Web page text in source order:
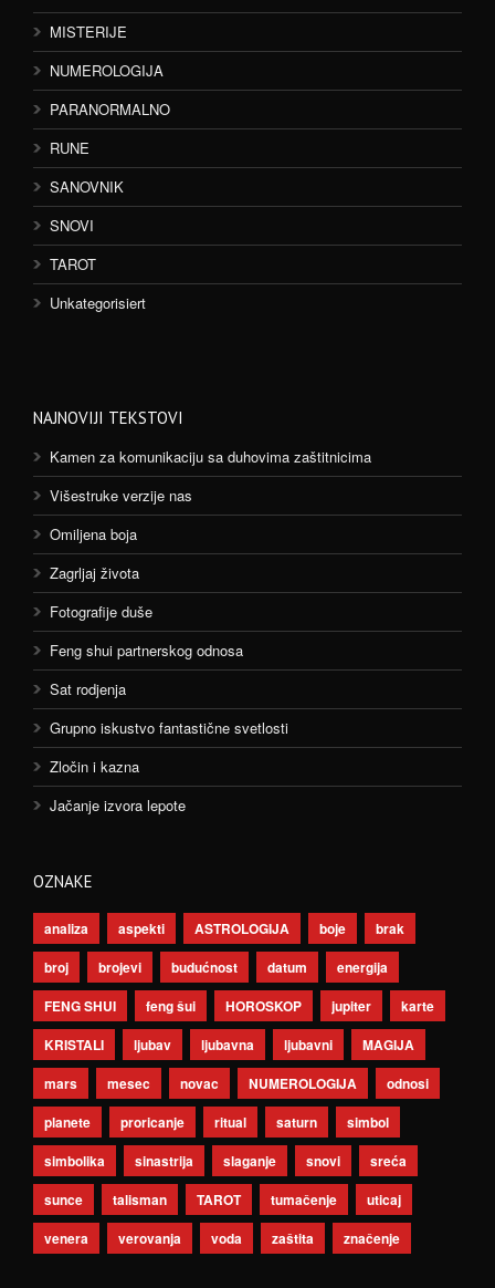
MISTERIJE
NUMEROLOGIJA
PARANORMALNO
RUNE
SANOVNIK
SNOVI
TAROT
Unkategorisiert
NAJNOVIJI TEKSTOVI
Kamen za komunikaciju sa duhovima zaštitnicima
Višestruke verzije nas
Omiljena boja
Zagrljaj života
Fotografije duše
Feng shui partnerskog odnosa
Sat rodjenja
Grupno iskustvo fantastične svetlosti
Zločin i kazna
Jačanje izvora lepote
OZNAKE
analiza aspekti ASTROLOGIJA boje
brak
broj
brojevi budućnost datum
energija
FENG SHUI
feng šui HOROSKOP jupiter
karte
KRISTALI
ljubav ljubavna ljubavni
MAGIJA
mars
mesec novac NUMEROLOGIJA
odnosi
planete
proricanje ritual saturn
simbol
simbolika
sinastrija slaganje snovi
sreća
sunce
talisman TAROT tumačenje
uticaj
venera
verovanja voda zaštita značenje